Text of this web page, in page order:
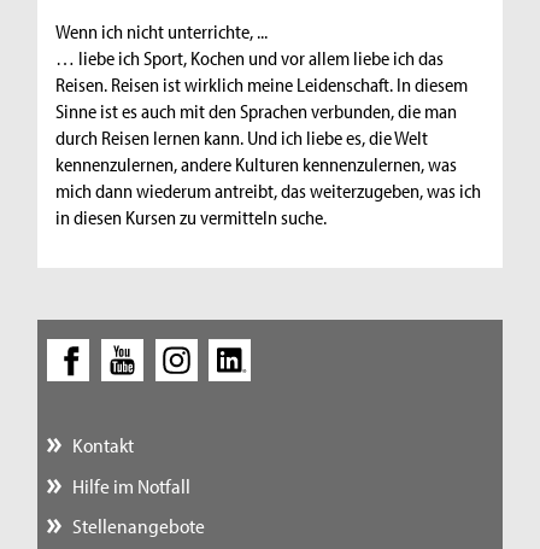
Wenn ich nicht unterrichte, ...
… liebe ich Sport, Kochen und vor allem liebe ich das
Reisen. Reisen ist wirklich meine Leidenschaft. In diesem
Sinne ist es auch mit den Sprachen verbunden, die man
durch Reisen lernen kann. Und ich liebe es, die Welt
kennenzulernen, andere Kulturen kennenzulernen, was
mich dann wiederum antreibt, das weiterzugeben, was ich
in diesen Kursen zu vermitteln suche.
Kontakt
Hilfe im Notfall
Stellenangebote